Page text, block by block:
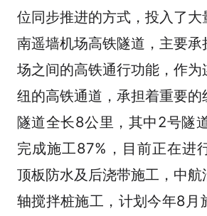
位同步推进的方式，投入了
南遥墙机场高铁隧道，主要
场之间的高铁通行功能，作为
纽的高铁通道，承担着重要的
隧道全长8公里，其中2号隧
完成施工87%，目前正在进
顶板防水及后浇带施工，中航
轴搅拌桩施工，计划今年8月